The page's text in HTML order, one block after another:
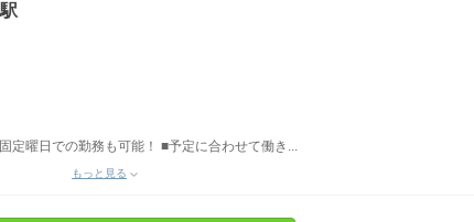
定曜日での勤務も可能！ ■予定に合わせて働き...
もっと見る